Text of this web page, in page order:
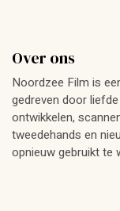
Over ons
Noordzee Film is
gedreven door
ontwikkelen,
tweedehands en
opnieuw gebruikt te